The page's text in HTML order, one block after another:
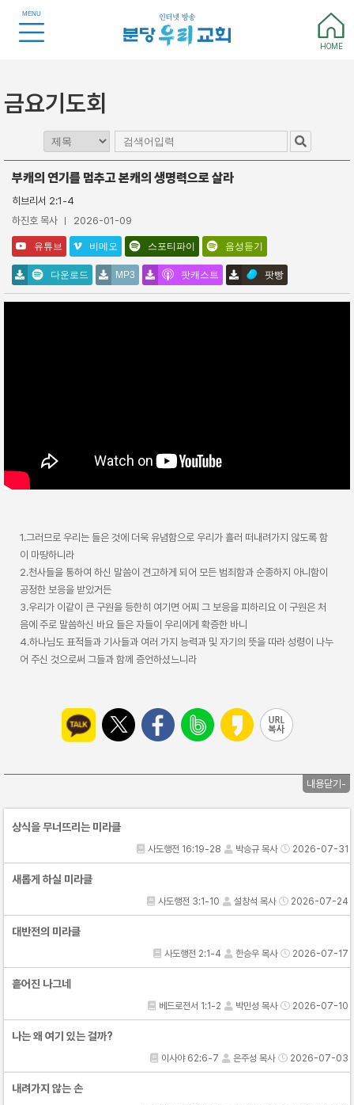
MENU
HOME
금요기도회
부캐의 연기를 멈추고 본캐의 생명력으로 살라
히브리서 2:1-4
하진호 목사
2026-01-09
유튜브 비메오 스포티파이 음성듣기
다운로드 MP3 팟캐스트 팟빵
1.그러므로 우리는 들은 것에 더욱 유념함으로 우리가 흘러 떠내려가지 않도록 함
이 마땅하니라
2.천사들을 통하여 하신 말씀이 견고하게 되어 모든 범죄함과 순종하지 아니함이
공정한 보응을 받았거든
3.우리가 이같이 큰 구원을 등한히 여기면 어찌 그 보응을 피하리요 이 구원은 처
음에 주로 말씀하신 바요 들은 자들이 우리에게 확증한 바니
4.하나님도 표적들과 기사들과 여러 가지 능력과 및 자기의 뜻을 따라 성령이 나누
어 주신 것으로써 그들과 함께 증언하셨느니라
내용닫기-
상식을 무너뜨리는 미라클
사도행전 16:19-28 박승규 목사 2026-07-31
새롭게 하실 미라클
사도행전 3:1-10 설창석 목사 2026-07-24
대반전의 미라클
사도행전 2:1-4 한승우 목사 2026-07-17
흩어진 나그네
베드로전서 1:1-2 박민성 목사 2026-07-10
나는 왜 여기 있는 걸까?
이사야 62:6-7 은주성 목사 2026-07-03
내려가지 않는 손